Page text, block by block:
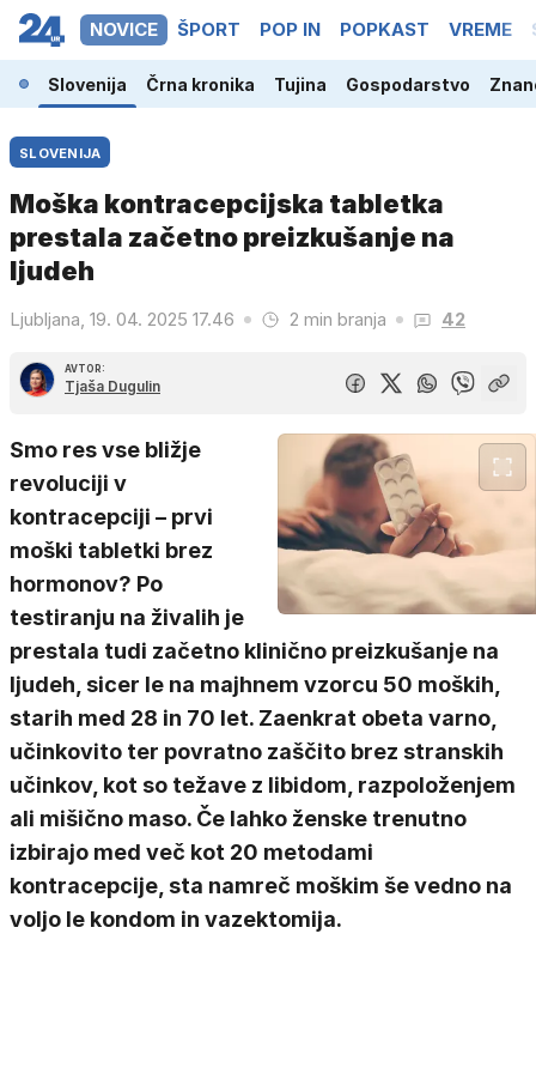
NOVICE ŠPORT POP IN POPKAST VREME
Slovenija Črna kronika Tujina Gospodarstvo
SLOVENIJA
Moška kontracepcijska tabletka
prestala začetno preizkušanje na
ljudeh
Ljubljana, 19. 04. 2025 17.46 2 min branja 42
AVTOR:
Tjaša Dugulin
Smo res vse bližje
revoluciji v
kontracepciji – prvi
moški tabletki brez
hormonov? Po
testiranju na živalih je
prestala tudi začetno klinično preizkušanje na
ljudeh, sicer le na majhnem vzorcu 50 moških,
starih med 28 in 70 let. Zaenkrat obeta varno,
učinkovito ter povratno zaščito brez stranskih
učinkov, kot so težave z libidom, razpoloženjem
ali mišično maso. Če lahko ženske trenutno
izbirajo med več kot 20 metodami
kontracepcije, sta namreč moškim še vedno na
voljo le kondom in vazektomija.